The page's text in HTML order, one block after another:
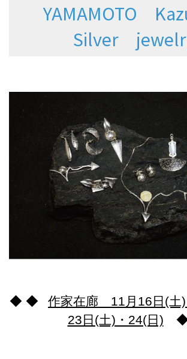
YAMAMOTO
Silver
◆ ◆
作家在廊 11月16日(土)
23日(土)・24(日)